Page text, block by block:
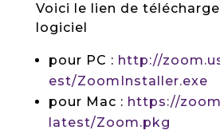
Voici le lien de
logiciel
pour PC : http://
est/ZoomInstaller.exe
pour Mac : https://
latest/Zoom.pkg